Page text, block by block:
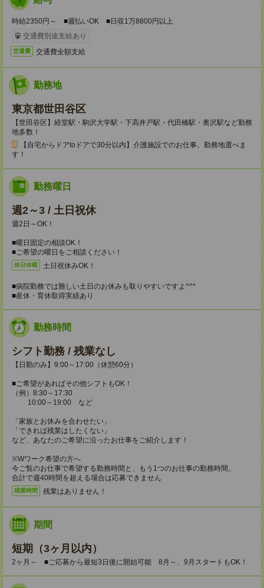
時給2350円～ ■週払いOK ■日収1万8800円以上
交通費別途支給あり
交通費 交通費全額支給
勤務地
東京都世田谷区
【世田谷区】経堂駅・駒沢大学駅・下高井戸駅・代田橋駅・奥沢駅など勤務
地多数！
【自宅からドアtoドアで30分以内】介護施設でのお仕事。勤務地選べま
す！
勤務曜日
週2～3 / 土日祝休
週2日～OK！
■曜日固定の相談OK！
■ご希望の曜日をご相談ください！
休日休暇 土日祝休みOK！
■病院勤務では難しい土日のお休みも取りやすいですよ^^*
■産休・育休取得実績あり
勤務時間
シフト勤務 / 残業なし
【日勤のみ】9:00～17:00（休憩60分）
■ご希望があればその他シフトもOK！
（例）8:30～17:30
10:00～19:00 など
「家族とお休みを合わせたい」
「できれば残業はしたくない」
など、あなたのご希望に沿ったお仕事をご紹介します！
※Wワーク希望の方へ
今ご覧のお仕事で希望する勤務時間と、もう1つのお仕事の勤務時間。
合計で週40時間を超える場合は応募できません
残業時間 残業はありません！
期間
短期（3ヶ月以内）
2ヶ月～ ■ご応募から最短3日後に開始可能 8月～、9月スタートもOK！